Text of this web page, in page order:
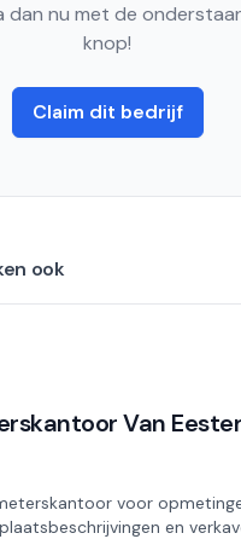
dan nu met de
knop!
Claim dit bedrijf
ook
Van Eester
voor
en